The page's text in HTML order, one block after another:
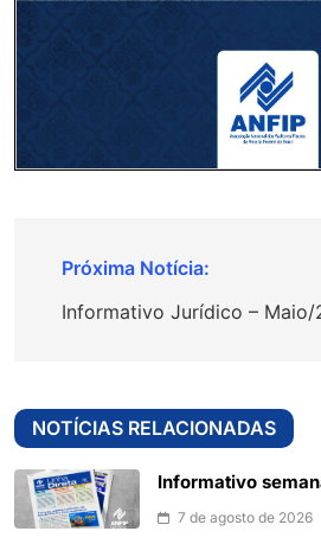
Informativo Jurídico – Maio/
NOTÍCIAS RELACIONADAS
Informativo
7 de agosto de 2026